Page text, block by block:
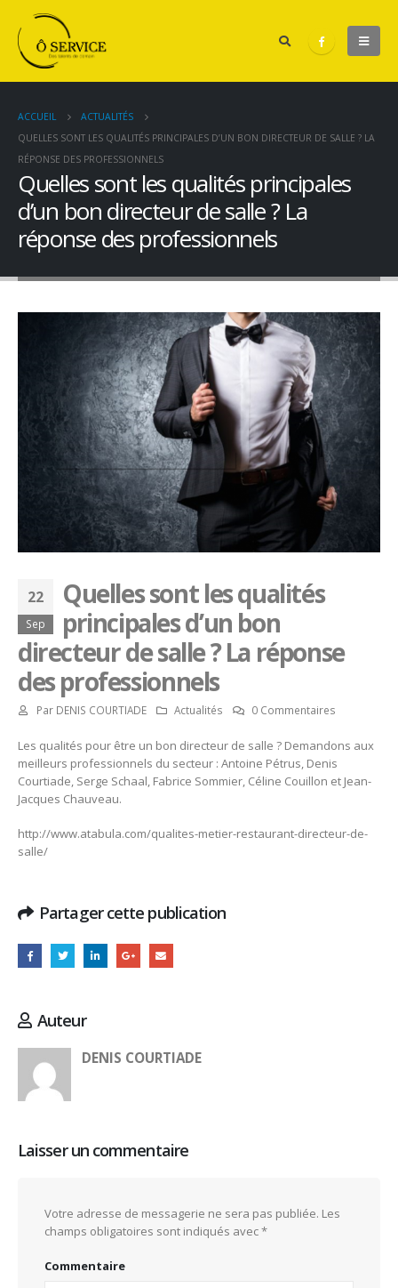
ACCUEIL
ACTUALITÉS
QUELLES SONT LES QUALITÉS PRINCIPALES D’UN BON DIRECTEUR DE SALLE ? LA
RÉPONSE DES PROFESSIONNELS
Quelles sont les qualités principales
d’un bon directeur de salle ? La
réponse des professionnels
22
Sep
Quelles sont les qualités
principales d’un bon
directeur de salle ? La réponse
des professionnels
Par DENIS COURTIADE Actualités 0 Commentaires
Les qualités pour être un bon directeur de salle ? Demandons aux
meilleurs professionnels du secteur : Antoine Pétrus, Denis
Courtiade, Serge Schaal, Fabrice Sommier, Céline Couillon et Jean-
Jacques Chauveau.
http://www.atabula.com/qualites-metier-restaurant-directeur-de-
salle/
Partager cette publication
Auteur
DENIS COURTIADE
Laisser un commentaire
Votre adresse de messagerie ne sera pas publiée. Les
champs obligatoires sont indiqués avec*
Commentaire